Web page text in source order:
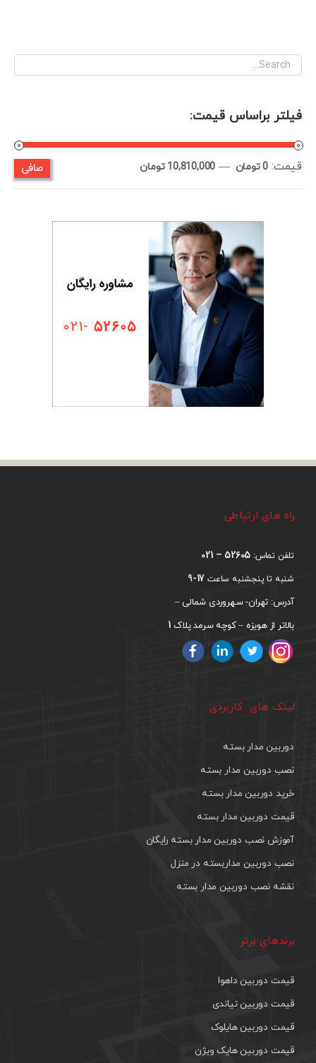
فیلتر براساس قیمت:
حداقل
قیمت
حداكثر
قيمت
صافی قيمت: 0 تومان — 10,810,000 تومان
راه های ارتباطی
تلفن تماس: 52605 – 021
شنبه تا پنجشنبه ساعت 17-9
آدرس: تهران- سهروردی شمالی –
بالاتر از هویزه – کوچه سرمد پلاک 1
لینک های کاربردی
دوربین مدار بسته
نصب دوربین مدار بسته
خرید دوربین مدار بسته
قیمت دوربین مدار بسته
آموزش نصب دوربین مدار بسته رایگان
نصب دوربین مداربسته در منزل
نقشه نصب دوربین مدار بسته
برندهای برتر
قیمت دوربین داهوا
قیمت دوربین تیاندی
قیمت دوربین هایلوک
قیمت دوربین هایک ویژن